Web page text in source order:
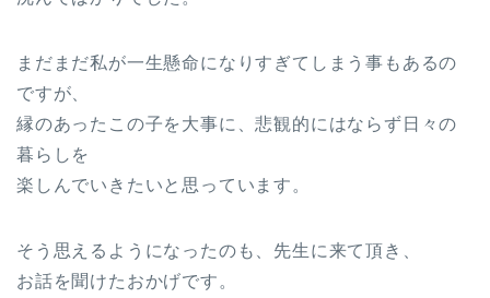
まだまだ私が一生懸命になりすぎてしまう事もあるの
ですが、
縁のあったこの子を大事に、悲観的にはならず日々の
暮らしを
楽しんでいきたいと思っています。
そう思えるようになったのも、先生に来て頂き、
お話を聞けたおかげです。